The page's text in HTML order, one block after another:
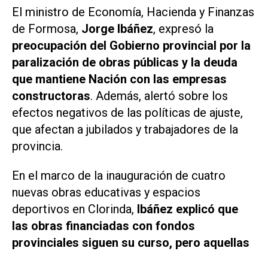
El ministro de Economía, Hacienda y Finanzas
de Formosa, Jorge Ibáñez, expresó la
preocupación del Gobierno provincial por la
paralización de obras públicas y la deuda
que mantiene Nación con las empresas
constructoras. Además, alertó sobre los
efectos negativos de las políticas de ajuste,
que afectan a jubilados y trabajadores de la
provincia.
En el marco de la inauguración de cuatro
nuevas obras educativas y espacios
deportivos en Clorinda, Ibáñez explicó que
las obras financiadas con fondos
provinciales siguen su curso, pero aquellas